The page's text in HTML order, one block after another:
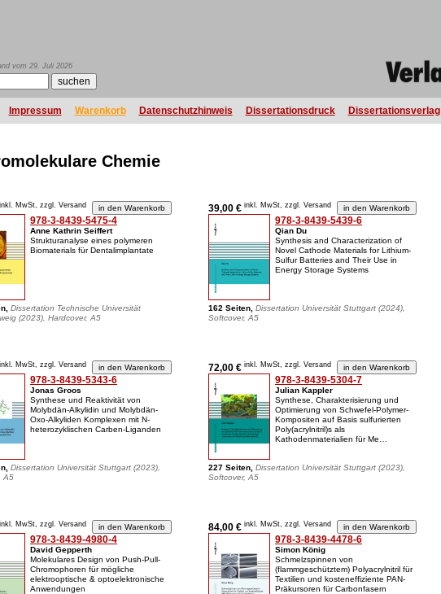
vom 29. Juli 2026
Impressum Warenkorb Datenschutzhinweis Dissertationsdruck Dissertationsverlag
Chemie
inkl. MwSt, zzgl. Versand
978-3-8439-5475-4
Anne Kathrin Seiffert
Strukturanalyse eines polymeren
Biomaterials für Dentalimplantate
Dissertation Technische Universität
(2023), Hardcover, A5
inkl. MwSt, zzgl. Versand
978-3-8439-5343-6
Jonas Groos
Synthese und Reaktivität von
Molybdän-Alkylidin und Molybdän-
Oxo-Alkyliden Komplexen mit N-
heterozyklischen Carben-Liganden
Dissertation Universität Stuttgart (2023),
A5
inkl. MwSt, zzgl. Versand
978-3-8439-4980-4
David Gepperth
Molekulares Design von Push-Pull-
Chromophoren für mögliche
elektrooptische & optoelektronische
Anwendungen
39,00 € inkl. MwSt, zzgl. Versand
978-3-8439-5439-6
Qian Du
Synthesis and Characterization of
Novel Cathode Materials for Lithium-
Sulfur Batteries and Their Use in
Energy Storage Systems
162 Seiten, Dissertation Universität Stuttgart (2024),
Softcover, A5
72,00 € inkl. MwSt, zzgl. Versand
978-3-8439-5304-7
Julian Kappler
Synthese, Charakterisierung und
Optimierung von Schwefel-Polymer-
Kompositen auf Basis sulfurierten
Poly(acrylnitril)s als
Kathodenmaterialien für Me…
227 Seiten, Dissertation Universität Stuttgart (2023),
Softcover, A5
84,00 € inkl. MwSt, zzgl. Versand
978-3-8439-4478-6
Simon König
Schmelzspinnen von
(flammgeschütztem) Polyacrylnitril für
Textilien und kosteneffiziente PAN-
Präkursoren für Carbonfasern